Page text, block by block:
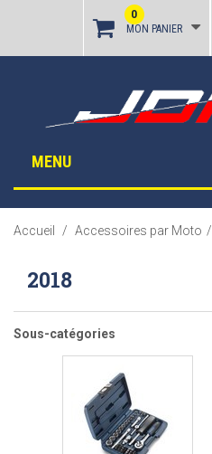
MON PANIER
0
MENU
Accueil / Accessoires par Moto /
2018
Sous-catégories